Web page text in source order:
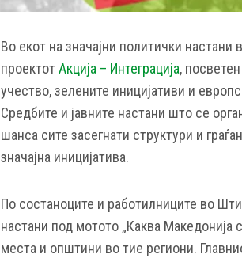
Во екот на значајни политички настани
проектотАкција – Интеграција,
учество, зелените иницијативи и
Средбите и јавните настани што се
шанса сите засегнати структури и
значајна иницијатива.
По состаноците и работилниците во
настани под мотото „Каква Македонија
места и општини во тие региони.